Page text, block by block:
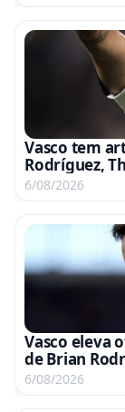
Vasco tem
Rodríguez,
na liderança
6/08/2026
Vasco eleva
de Brian
6/08/2026